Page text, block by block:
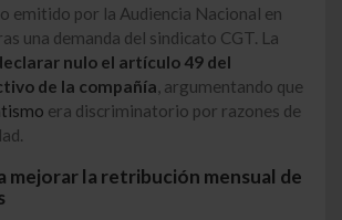
emitido por la Audiencia Nacional en
una demanda del sindicato CGT. La
nulo el artículo 49 del
de la compañía , argumentando que
era discriminatorio por razones de
mejorar la retribución mensual de